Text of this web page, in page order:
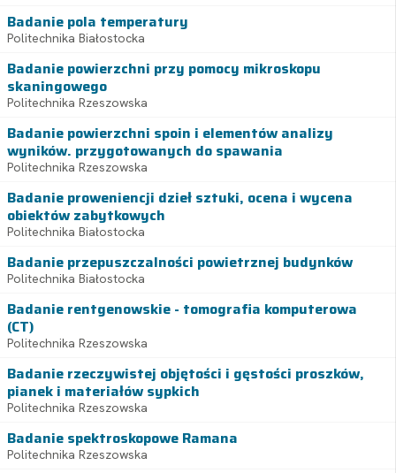
Badanie pola temperatury
Politechnika Białostocka
Badanie powierzchni przy pomocy mikroskopu
skaningowego
Politechnika Rzeszowska
Badanie powierzchni spoin i elementów analizy
wyników. przygotowanych do spawania
Politechnika Rzeszowska
Badanie proweniencji dzieł sztuki, ocena i wycena
obiektów zabytkowych
Politechnika Białostocka
Badanie przepuszczalności powietrznej budynków
Politechnika Białostocka
Badanie rentgenowskie - tomografia komputerowa
(CT)
Politechnika Rzeszowska
Badanie rzeczywistej objętości i gęstości proszków,
pianek i materiałów sypkich
Politechnika Rzeszowska
Badanie spektroskopowe Ramana
Politechnika Rzeszowska